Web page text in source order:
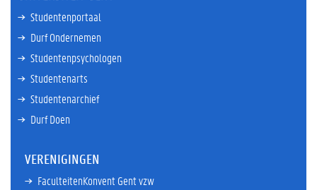
(@studentkickof
om een handje
toe te steken als
individuele
vrijwilliger of
met je
vereniging? Dan
naar de website
om je in te
Studentenportaal
Durf Ondernemen
Studentenpsychologen
Studentenarts
Studentenarchief
Durf Doen
VERENIGINGEN
FaculteitenKonvent Gent vzw